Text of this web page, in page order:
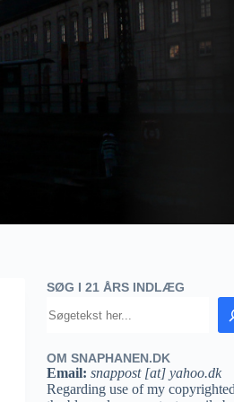
SØG I 21 ÅRS INDLÆG
OM SNAPHANEN.DK
Email: snappost [at] yahoo.dk
Regarding use of my